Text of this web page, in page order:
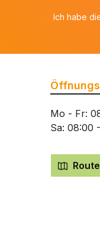
Ich habe
Mo - Fr:
Sa: 08:00